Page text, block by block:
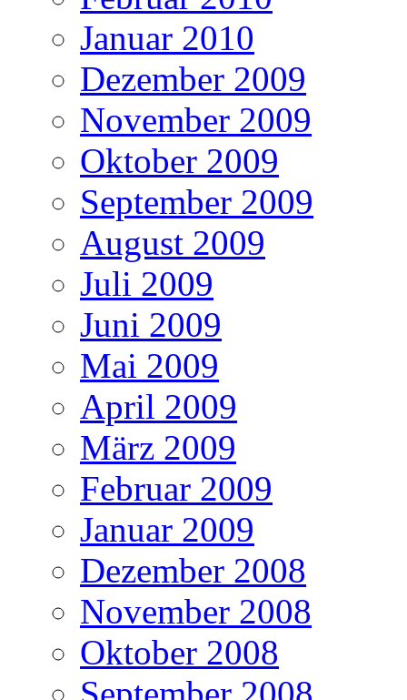
Januar 2010
Dezember 2009
November 2009
Oktober 2009
September 2009
August 2009
Juli 2009
Juni 2009
Mai 2009
April 2009
März 2009
Februar 2009
Januar 2009
Dezember 2008
November 2008
Oktober 2008